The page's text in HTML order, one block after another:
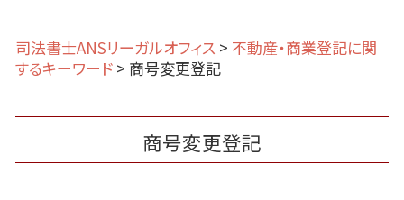
司法書士ANSリーガルオフィス > 不動産・商業登記に関
するキーワード > 商号変更登記
商号変更登記